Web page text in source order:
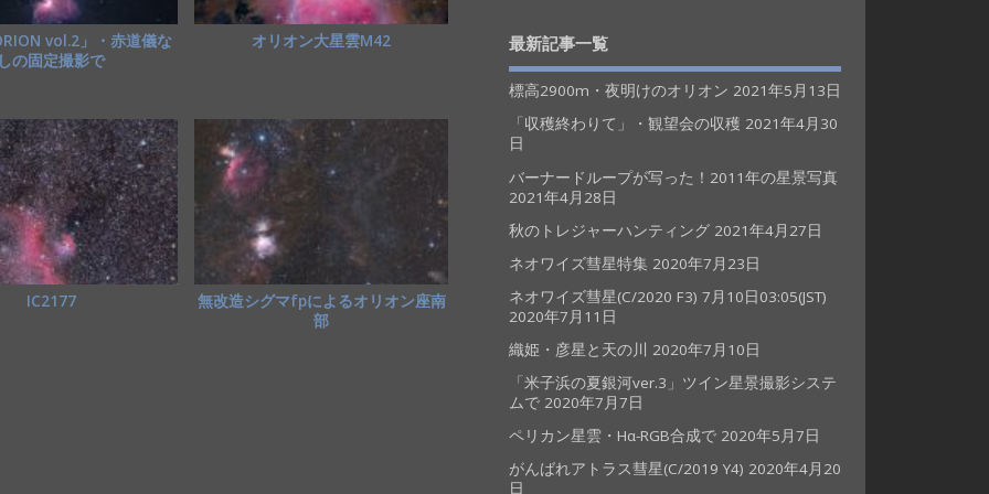
vol.2」・赤道儀な
の固定撮影で
オリオン大星雲M42
IC2177
無改造シグマfpによるオリオン座南
部
最新記事一覧
標高2900m・夜明けのオリオン 2021年5月13日
「収穫終わりて」・観望会の収穫 2021年4月30
日
バーナードループが写った！2011年の星景写真
2021年4月28日
秋のトレジャーハンティング 2021年4月27日
ネオワイズ彗星特集 2020年7月23日
ネオワイズ彗星(C/2020 F3) 7月10日03:05(JST)
2020年7月11日
織姫・彦星と天の川 2020年7月10日
「米子浜の夏銀河ver.3」ツイン星景撮影システ
ムで 2020年7月7日
ペリカン星雲・Hα-RGB合成で 2020年5月7日
がんばれアトラス彗星(C/2019 Y4) 2020年4月20
日